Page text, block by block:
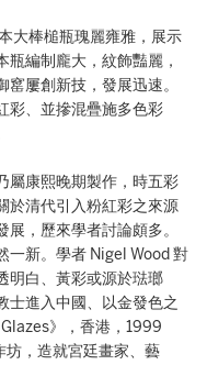
大棒槌瓶瑰麗雍雅，展示
編制龐大，紋飾豔麗，
屢創新技，發展迅速。
彩、並摻混疊施多色彩
屬康熙晚期製作，時五彩
於清代引入粉紅彩之來源
，歷來學者討論頗多。
一新。學者 Nigel Wood 對
明白、黃彩或源於琺瑯
士進入中國、以金發色之
》，香港，1999
，造就宮廷畫家、藝